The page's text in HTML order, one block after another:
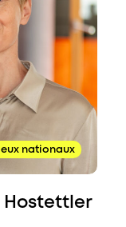
Hostettler
nationaux